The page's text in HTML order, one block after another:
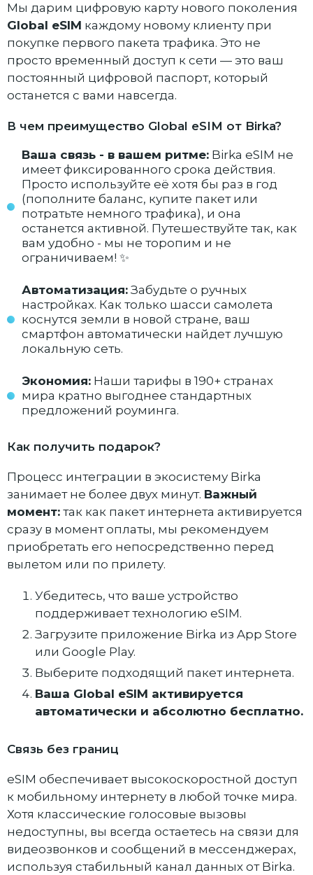
Мы дарим цифровую карту нового поколения
Global eSIM каждому новому клиенту при
покупке первого пакета трафика. Это не
просто временный доступ к сети — это ваш
постоянный цифровой паспорт, который
останется с вами навсегда.
В чем преимущество Global eSIM от Birka?
Ваша связь - в вашем ритме: Birka eSIM не
имеет фиксированного срока действия.
Просто используйте её хотя бы раз в год
(пополните баланс, купите пакет или
потратьте немного трафика), и она
останется активной. Путешествуйте так, как
вам удобно - мы не торопим и не
ограничиваем! ✨
Автоматизация: Забудьте о ручных
настройках. Как только шасси самолета
коснутся земли в новой стране, ваш
смартфон автоматически найдет лучшую
локальную сеть.
Экономия: Наши тарифы в 190+ странах
мира кратно выгоднее стандартных
предложений роуминга.
Как получить подарок?
Процесс интеграции в экосистему Birka
занимает не более двух минут. Важный
момент: так как пакет интернета активируется
сразу в момент оплаты, мы рекомендуем
приобретать его непосредственно перед
вылетом или по прилету.
Убедитесь, что ваше устройство
поддерживает технологию eSIM.
Загрузите приложение Birka из App Store
или Google Play.
Выберите подходящий пакет интернета.
Ваша Global eSIM активируется
автоматически и абсолютно бесплатно.
Связь без границ
eSIM обеспечивает высокоскоростной доступ
к мобильному интернету в любой точке мира.
Хотя классические голосовые вызовы
недоступны, вы всегда остаетесь на связи для
видеозвонков и сообщений в мессенджерах,
используя стабильный канал данных от Birka.